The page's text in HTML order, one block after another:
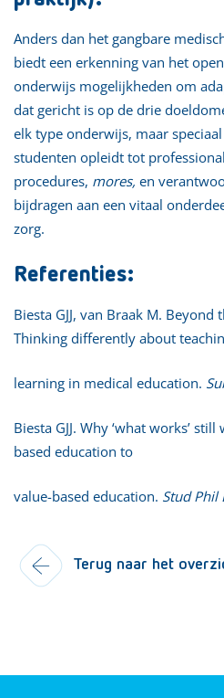
Anders dan het gangbare
biedt een erkenning van het
onderwijs mogelijkheden om
dat gericht is op de drie
elk type onderwijs, maar
studenten opleidt tot
procedures, mores, en
bijdragen aan een vitaal
zorg.
Referenties:
Biesta GJJ, van Braak M.
Thinking differently about
learning in medical education.
Biesta GJJ. Why ‘what works’
based education to
value-based education. Stud Phil
Terug naar het